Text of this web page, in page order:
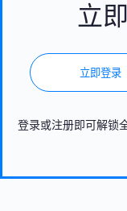
立
立即登录
登录或注册即可解锁